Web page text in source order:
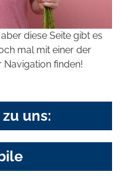
diese Seite gibt es
mal mit einer der
Navigation finden!
uns: